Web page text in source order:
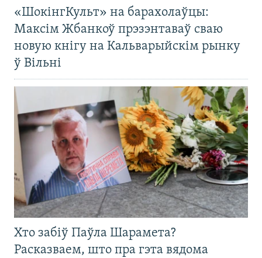
«ШокінгКульт» на барахолаўцы:
Максім Жбанкоў прэзэнтаваў сваю
новую кнігу на Кальварыйскім рынку
ў Вільні
Хто забіў Паўла Шарамета?
Расказваем, што пра гэта вядома